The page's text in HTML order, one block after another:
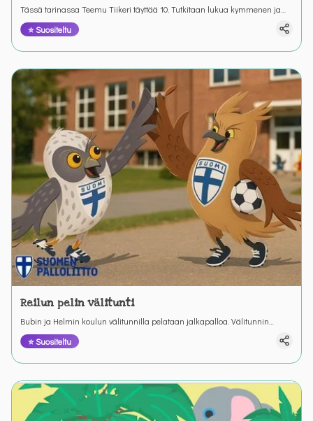
Tässä tarinassa Teemu Tiikeri täyttää 10. Tutkitaan lukua kymmenen ja
kymppipareja tai syänlukuja jotka aina yhdessä ovat luku 10.
⭐ Suositeltu
Reilun pelin välitunti
Bubin ja Helmin koulun välitunnilla pelataan jalkapalloa. Välitunnin
peleissä sattuu ja tapahtuu. Välillä pitää keksiä miten reilu pelaaminen
toteutuu.
⭐ Suositeltu